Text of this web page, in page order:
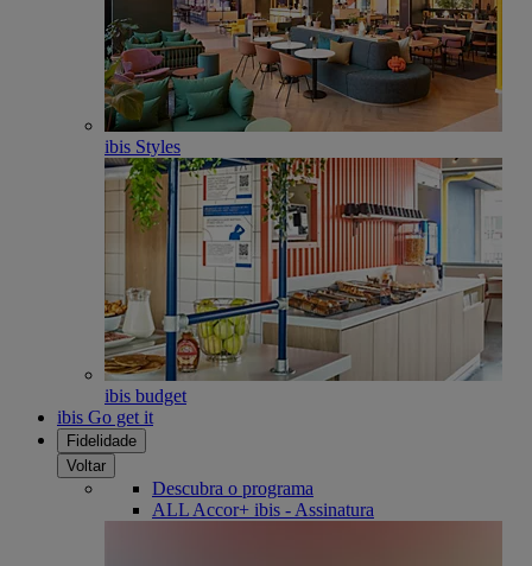
ibis Styles
ibis budget
ibis Go get it
Fidelidade
Voltar
Descubra o programa
ALL Accor+ ibis - Assinatura